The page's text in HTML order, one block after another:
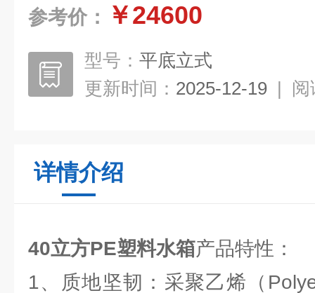
参考价： ￥24600
型号： 平底立式
更新时间： 2025-12-19 | 阅
详情介绍
40立方PE塑料水箱产品特性：
1、质地坚韧：采聚乙烯（